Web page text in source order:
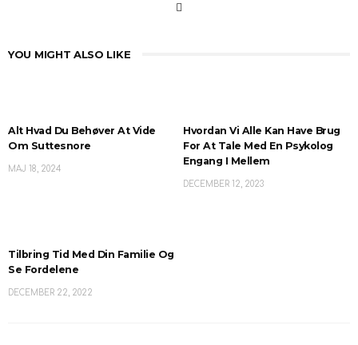
YOU MIGHT ALSO LIKE
Alt Hvad Du Behøver At Vide
Om Suttesnore
MAJ 18, 2024
Hvordan Vi Alle Kan Have Brug
For At Tale Med En Psykolog
Engang I Mellem
DECEMBER 12, 2023
Tilbring Tid Med Din Familie Og
Se Fordelene
DECEMBER 22, 2022